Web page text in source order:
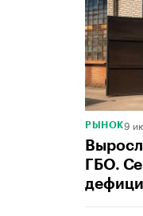
РЫНОК9
ГБО.